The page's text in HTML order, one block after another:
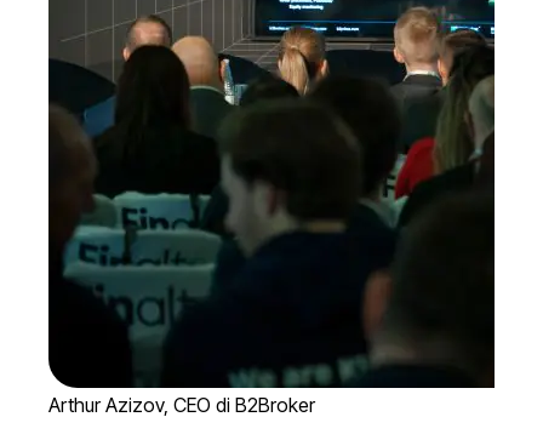
Arthur Azizov, CEO di B2Broker